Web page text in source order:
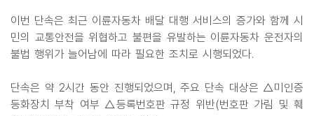
이번 단속은 최근 이륜자동차 배달 대행 서비스의 증가와 함께 시
민의 교통안전을 위협하고 불편을 유발하는 이륜자동차 운전자의
불법 행위가 늘어남에 따라 필요한 조치로 시행되었다.
단속은 약 2시간 동안 진행되었으며, 주요 단속 대상은 △미인증
등화장치 부착 여부 △등록번호판 규정 위반(번호판 가림 및 훼